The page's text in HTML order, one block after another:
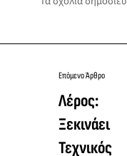
Επόμενο Άρθρο
Λέρος:
Ξεκινάει
Τεχνικός